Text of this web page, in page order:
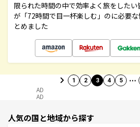
限られた時間の中で効率よく旅をした
が「72時間で目一杯楽しむ」のに必要
とめました
1 2 3 4 5 …
AD
AD
人気の国と地域から探す